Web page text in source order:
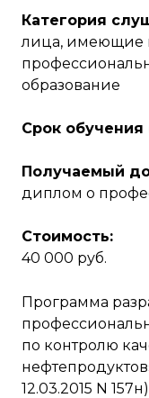
Категория
лица, имеющие
образование
Срок обучения
Получаемый
диплом о
Стоимость:
40 000 руб.
Программа
по контролю
12.03.2015 N 157н)